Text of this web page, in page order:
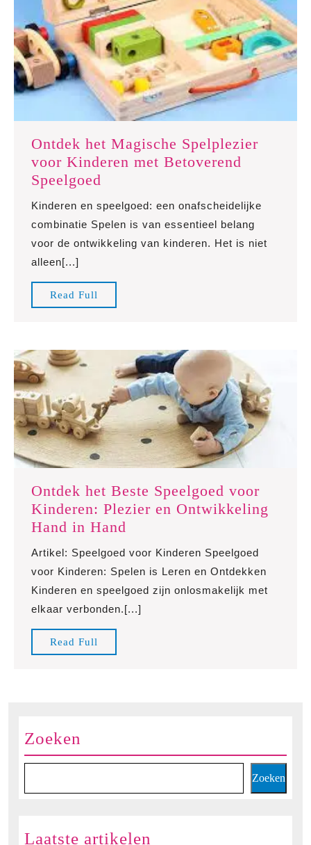
Ontdek het Magische Spelplezier
voor Kinderen met Betoverend
Speelgoed
Magische
Spelplezier
voor
met
Betoverend
Kinderen en speelgoed: een onafscheidelijke
combinatie Spelen is van essentieel belang
voor de ontwikkeling van kinderen. Het is niet
alleen[...]
Read Full
Full
Ontdek het Beste Speelgoed voor
Kinderen: Plezier en Ontwikkeling
Hand in Hand
Beste
Speelgoed
voor
Kinderen:
Artikel: Speelgoed voor Kinderen Speelgoed
voor Kinderen: Spelen is Leren en Ontdekken
Kinderen en speelgoed zijn onlosmakelijk met
elkaar verbonden.[...]
Read Full
Full
Zoeken
Zoeken
Laatste artikelen